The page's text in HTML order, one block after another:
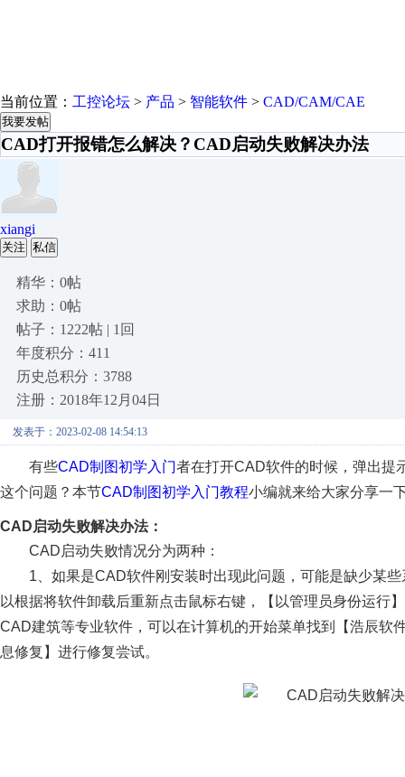
当前位置： 工控论坛 > 产品 > 智能软件 > CAD/CAM/CAE
我要发帖
CAD打开报错怎么解决？CAD启动失败解决办法
xiangi
关注 私信
精华：0帖
求助：0帖
帖子：1222帖 | 1回
年度积分：411
历史总积分：3788
注册：2018年12月04日
发表于：2023-02-08 14:54:13
有些CAD制图初学入门者在打开CAD软件的时候，弹出提
这个问题？本节CAD制图初学入门教程小编就来给大家分享一
CAD启动失败解决办法：
CAD启动失败情况分为两种：
1、如果是CAD软件刚安装时出现此问题，可能是缺少某
以根据将软件卸载后重新点击鼠标右键，【以管理员身份运行
CAD建筑等专业软件，可以在计算机的开始菜单找到【浩辰软
息修复】进行修复尝试。